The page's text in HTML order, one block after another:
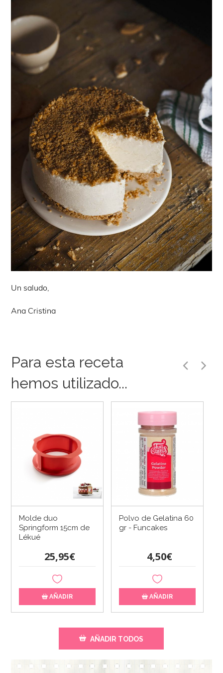
Un saludo,
Ana Cristina
Para esta receta
hemos utilizado...
Molde duo
Springform 15cm de
Lékué
25,95€
AÑADIR
Polvo de Gelatina 60
gr - Funcakes
4,50€
AÑADIR
AÑADIR TODOS